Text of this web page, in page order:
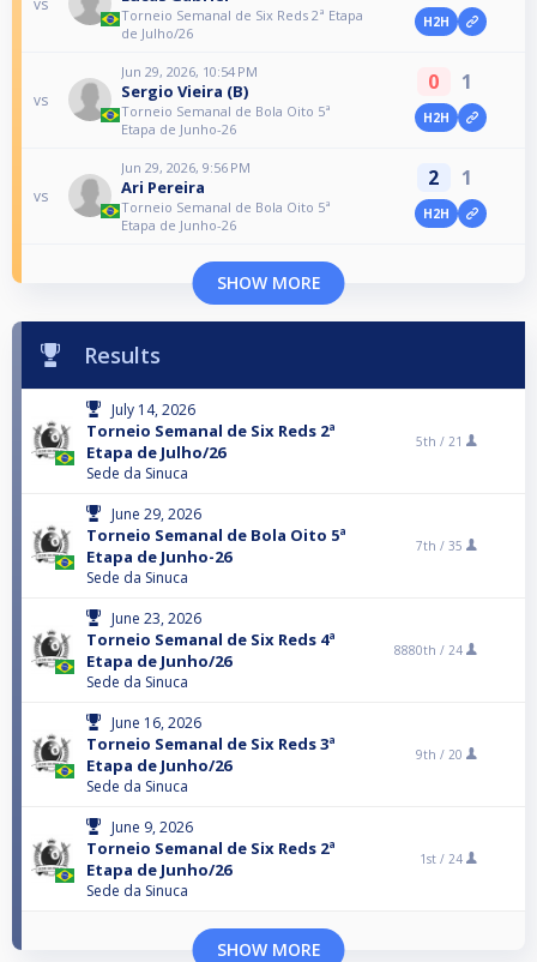
Torneio Semanal de Six Reds 2ª Etapa
de Julho/26
H2H
vs
Jun 29, 2026, 10:54 PM
Sergio Vieira (B)
Torneio Semanal de Bola Oito 5ª
Etapa de Junho-26
0 1
H2H
vs
Jun 29, 2026, 9:56 PM
Ari Pereira
Torneio Semanal de Bola Oito 5ª
Etapa de Junho-26
2 1
H2H
SHOW MORE
Results
July 14, 2026
Torneio Semanal de Six Reds 2ª
Etapa de Julho/26
Sede da Sinuca
5th / 21
June 29, 2026
Torneio Semanal de Bola Oito 5ª
Etapa de Junho-26
Sede da Sinuca
7th / 35
June 23, 2026
Torneio Semanal de Six Reds 4ª
Etapa de Junho/26
Sede da Sinuca
8880th / 24
June 16, 2026
Torneio Semanal de Six Reds 3ª
Etapa de Junho/26
Sede da Sinuca
9th / 20
June 9, 2026
Torneio Semanal de Six Reds 2ª
Etapa de Junho/26
Sede da Sinuca
1st / 24
SHOW MORE